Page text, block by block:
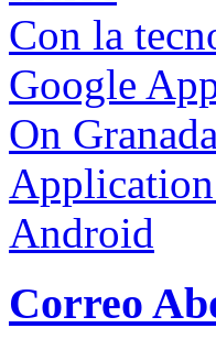
Con la
Google
On Granada
Android
Correo